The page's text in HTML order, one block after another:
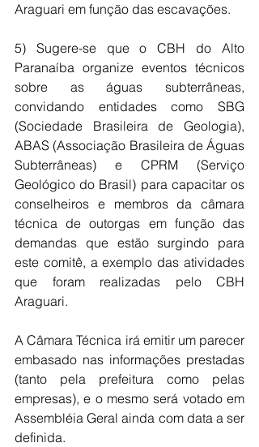
Araguari em função das escavações.
5) Sugere-se que o CBH do Alto
Paranaíba organize eventos técnicos
sobre as águas subterrâneas,
convidando entidades como SBG
(Sociedade Brasileira de Geologia),
ABAS (Associação Brasileira de Águas
Subterrâneas) e CPRM (Serviço
Geológico do Brasil) para capacitar os
conselheiros e membros da câmara
técnica de outorgas em função das
demandas que estão surgindo para
este comitê, a exemplo das atividades
que foram realizadas pelo CBH
Araguari.
A Câmara Técnica irá emitir um parecer
embasado nas informações prestadas
(tanto pela prefeitura como pelas
empresas), e o mesmo será votado em
Assembléia Geral ainda com data a ser
definida.